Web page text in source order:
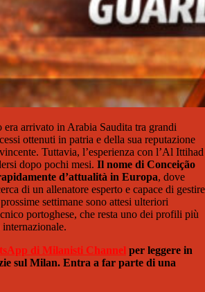
era arrivato in Arabia Saudita tra grandi
ottenuti in patria e della sua reputazione
Tuttavia, l’esperienza con l’Al Ittihad
dopo pochi mesi. Il nome di Conceição
d’attualità in Europa, dove
di un allenatore esperto e capace di gestire
settimane sono attesi ulteriori
portoghese, che resta uno dei profili più
di Milanisti Channel per leggere in
sul Milan. Entra a far parte di una